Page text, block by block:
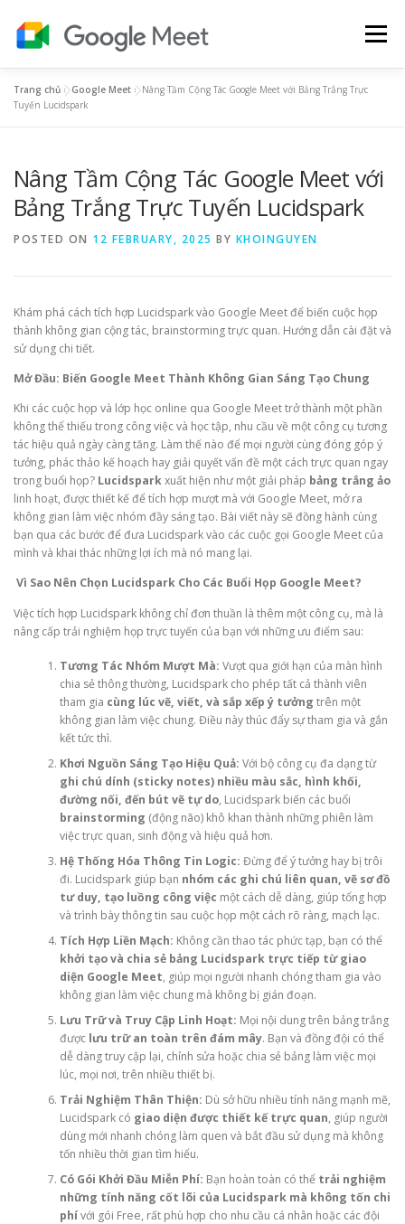
content
Menu
BẢNG GIÁ GOOGLE MEET
TIẾNG ANH YOUTUBE PREMIUM GOOGLE ONE
Trang chủ »Google Meet »Nâng Tầm Cộng Tác Google Meet với Bảng Trắng Trực
Tuyến Lucidspark
Nâng Tầm Cộng Tác Google Meet với
Bảng Trắng Trực Tuyến Lucidspark
POSTED ON 12 FEBRUARY, 2025 BY KHOINGUYEN
Khám phá cách tích hợp Lucidspark vào Google Meet để biến cuộc họp
thành không gian cộng tác, brainstorming trực quan. Hướng dẫn cài đặt và
sử dụng chi tiết.
Mở Đầu: Biến Google Meet Thành Không Gian Sáng Tạo Chung
Khi các cuộc họp và lớp học online qua Google Meet trở thành một phần
không thể thiếu trong công việc và học tập, nhu cầu về một công cụ tương
tác hiệu quả ngày càng tăng. Làm thế nào để mọi người cùng đóng góp ý
tưởng, phác thảo kế hoạch hay giải quyết vấn đề một cách trực quan ngay
trong buổi họp? Lucidsparkxuất hiện như một giải pháp bảng trắng ảo
linh hoạt, được thiết kế để tích hợp mượt mà với Google Meet, mở ra
không gian làm việc nhóm đầy sáng tạo. Bài viết này sẽ đồng hành cùng
bạn qua các bước để đưa Lucidspark vào các cuộc gọi Google Meet của
mình và khai thác những lợi ích mà nó mang lại.
Vì Sao Nên Chọn Lucidspark Cho Các Buổi Họp Google Meet?
Việc tích hợp Lucidspark không chỉ đơn thuần là thêm một công cụ, mà là
nâng cấp trải nghiệm họp trực tuyến của bạn với những ưu điểm sau:
Tương Tác Nhóm Mượt Mà: Vượt qua giới hạn của màn hình
chia sẻ thông thường, Lucidspark cho phép tất cả thành viên
tham gia cùng lúc vẽ, viết, và sắp xếp ý tưởng trên một
không gian làm việc chung. Điều này thúc đẩy sự tham gia và gắn
kết tức thì.
Khơi Nguồn Sáng Tạo Hiệu Quả: Với bộ công cụ đa dạng từ
ghi chú dính (sticky notes) nhiều màu sắc, hình khối,
đường nối, đến bút vẽ tự do, Lucidspark biến các buổi
brainstorming (động não) khô khan thành những phiên làm
việc trực quan, sinh động và hiệu quả hơn.
Hệ Thống Hóa Thông Tin Logic: Đừng để ý tưởng hay bị trôi
đi. Lucidspark giúp bạn nhóm các ghi chú liên quan, vẽ sơ đồ
tư duy, tạo luồng công việc một cách dễ dàng, giúp tổng hợp
và trình bày thông tin sau cuộc họp một cách rõ ràng, mạch lạc.
Tích Hợp Liền Mạch: Không cần thao tác phức tạp, bạn có thể
khởi tạo và chia sẻ bảng Lucidspark trực tiếp từ giao
diện Google Meet, giúp mọi người nhanh chóng tham gia vào
không gian làm việc chung mà không bị gián đoạn.
Lưu Trữ và Truy Cập Linh Hoạt: Mọi nội dung trên bảng trắng
được lưu trữ an toàn trên đám mây. Bạn và đồng đội có thể
dễ dàng truy cập lại, chỉnh sửa hoặc chia sẻ bảng làm việc mọi
lúc, mọi nơi, trên nhiều thiết bị.
Trải Nghiệm Thân Thiện: Dù sở hữu nhiều tính năng mạnh mẽ,
Lucidspark có giao diện được thiết kế trực quan, giúp người
dùng mới nhanh chóng làm quen và bắt đầu sử dụng mà không
tốn nhiều thời gian tìm hiểu.
Có Gói Khởi Đầu Miễn Phí: Bạn hoàn toàn có thể trải nghiệm
những tính năng cốt lõi của Lucidspark mà không tốn chi
phívới gói Free, rất phù hợp cho nhu cầu cá nhân hoặc các đội